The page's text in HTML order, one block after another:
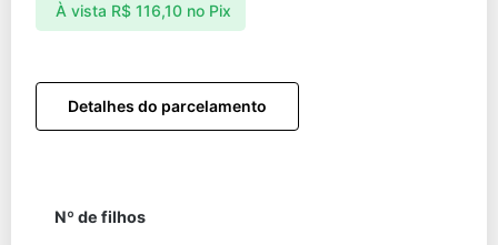
À vista R$116,10 no Pix
Detalhes do parcelamento
Nº de filhos